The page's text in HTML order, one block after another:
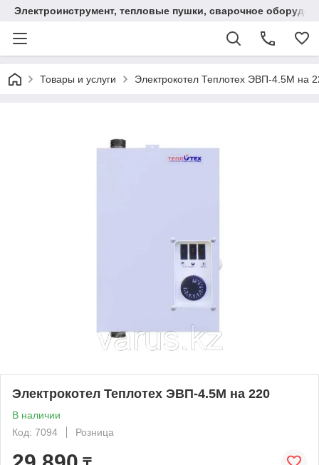
Электроинструмент, тепловые пушки, сварочное
Товары и услуги Электрокотел Теплотех ЭВП-4.5М на
Электрокотел Теплотех ЭВП-4.5М на 220
В наличии
Код: 7094
Розница